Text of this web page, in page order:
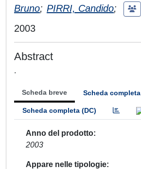
Bruno; PIRRI, Candido;
2003
Abstract
.
Scheda breve Scheda completa
Scheda completa (DC)
Anno del prodotto
2003
Appare nelle tipologie